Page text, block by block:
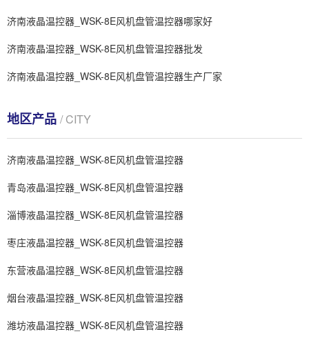
济南液晶温控器_WSK-8E风机盘管温控器哪家好
济南液晶温控器_WSK-8E风机盘管温控器批发
济南液晶温控器_WSK-8E风机盘管温控器生产厂家
地区产品 / CITY
济南液晶温控器_WSK-8E风机盘管温控器
青岛液晶温控器_WSK-8E风机盘管温控器
淄博液晶温控器_WSK-8E风机盘管温控器
枣庄液晶温控器_WSK-8E风机盘管温控器
东营液晶温控器_WSK-8E风机盘管温控器
烟台液晶温控器_WSK-8E风机盘管温控器
潍坊液晶温控器_WSK-8E风机盘管温控器